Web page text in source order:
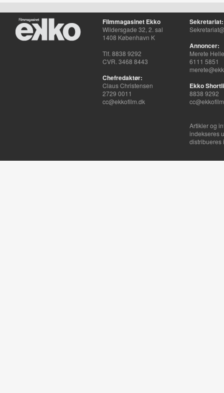
Filmmagasinet Ekko
Wildersgade 32, 2. sal
1408 København K
Tlf. 8838 9292
CVR. 3468 8443
Chefredaktør:
Claus Christensen
2729 0011
cc@ekkofilm.dk
Sekretariat:
Annoncer:
Merete
6111 5851
Ekko
8838 9292
Artikler og
indekseres
distribueres